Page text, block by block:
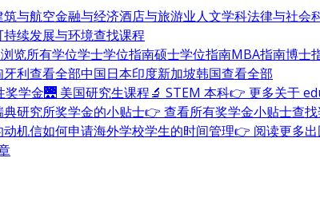
与航空金融与经济酒店与旅游业人文学科法律与社会
持续发展与环境查找课程
览所有学位学士学位指南硕士学位指南MBA指南博士
牙利查看全部中国日本印度新加坡韩国查看全部
奖学金🌉 美国研究生课程🔬 STEM 本科👉 更多关于
典研究所奖学金的小贴士👉 查看所有奖学金小贴士查
动机信如何申请海外学校学生的时间管理👉 阅读更多